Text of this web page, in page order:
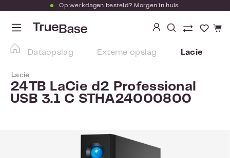
Ga naar de hoofdinhoud
Op werkdagen besteld? Morgen in huis.
Je
Dataopslag Externe opslag Lacie
Lacie
24TB LaCie d2 Professional
USB 3.1 C STHA24000800
Afbeeldingengalerij overslaan